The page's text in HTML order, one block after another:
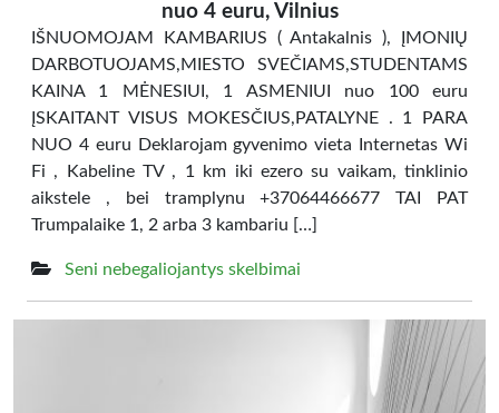
nuo 4 euru, Vilnius
IŠNUOMOJAM KAMBARIUS ( Antakalnis ), ĮMONIŲ
DARBOTUOJAMS,MIESTO SVEČIAMS,STUDENTAMS
KAINA 1 MĖNESIUI, 1 ASMENIUI nuo 100 euru
ĮSKAITANT VISUS MOKESČIUS,PATALYNE . 1 PARA
NUO 4 euru Deklarojam gyvenimo vieta Internetas Wi
Fi , Kabeline TV , 1 km iki ezero su vaikam, tinklinio
aikstele , bei tramplynu +37064466677 TAI PAT
Trumpalaike 1, 2 arba 3 kambariu […]
Seni nebegaliojantys skelbimai